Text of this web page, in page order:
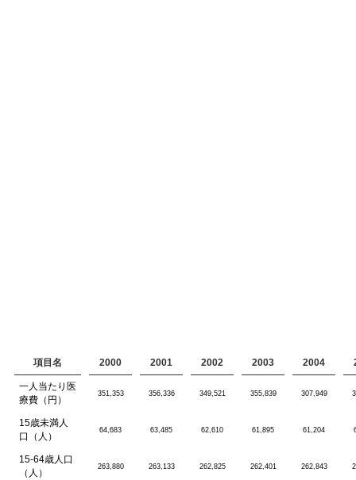
項目名 2000 2001 2002 2003 2004
一人当たり医
療費（円）
351,353 356,336 349,521 355,839 307,949
15歳未満人
口（人）
64,683 63,485 62,610 61,895 61,204
15-64歳人口
（人）
263,880 263,133 262,825 262,401 262,843